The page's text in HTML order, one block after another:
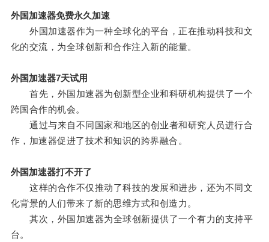
外国加速器免费永久加速
外国加速器作为一种全球化的平台，正在推动科技和文
化的交流，为全球创新和合作注入新的能量。
外国加速器7天试用
首先，外国加速器为创新型企业和科研机构提供了一个
跨国合作的机会。
通过与来自不同国家和地区的创业者和研究人员进行合
作，加速器促进了技术和知识的跨界融合。
外国加速器打不开了
这样的合作不仅推动了科技的发展和进步，还为不同文
化背景的人们带来了新的思维方式和创造力。
其次，外国加速器为全球创新提供了一个有力的支持平
台。